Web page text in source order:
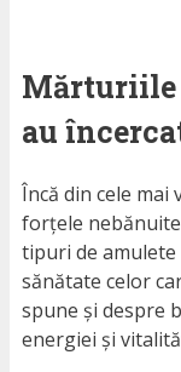
Mărturiile
au
Încă din cele mai
forțele
tipuri de
sănătate celor
spune și despre
energiei și